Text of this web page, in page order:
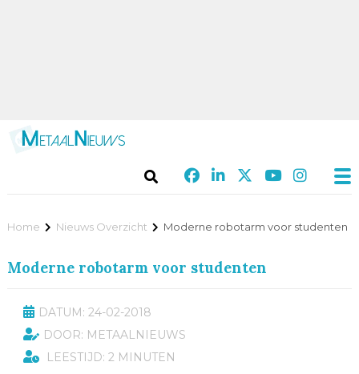
Home Nieuws Overzicht Moderne robotarm voor studenten
Moderne robotarm voor studenten
DATUM: 24-02-2018
DOOR: METAALNIEUWS
LEESTIJD: 2 MINUTEN